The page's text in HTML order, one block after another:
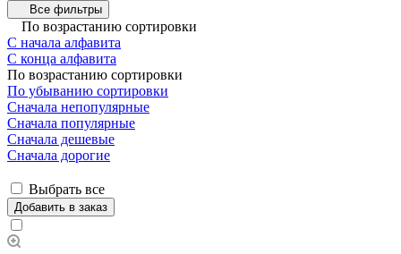
Все фильтры
По возрастанию сортировки
С начала алфавита
С конца алфавита
По возрастанию сортировки
По убыванию сортировки
Сначала непопулярные
Сначала популярные
Сначала дешевые
Сначала дорогие
Выбрать все
Добавить в заказ